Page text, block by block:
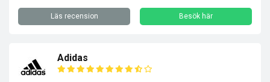
Läs recension Besök här
Adidas